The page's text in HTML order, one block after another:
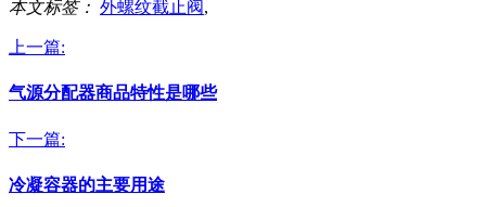
本文标签： 外螺纹截止阀,
上一篇:
气源分配器商品特性是哪些
下一篇:
冷凝容器的主要用途